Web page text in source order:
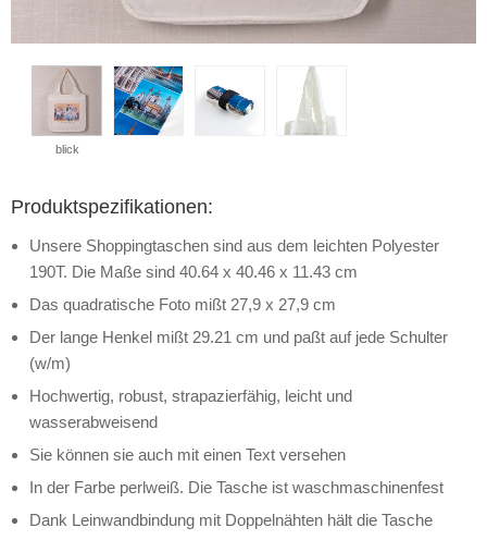
blick
Produktspezifikationen:
Unsere Shoppingtaschen sind aus dem leichten Polyester
190T. Die Maße sind 40.64 x 40.46 x 11.43 cm
Das quadratische Foto mißt 27,9 x 27,9 cm
Der lange Henkel mißt 29.21 cm und paßt auf jede Schulter
(w/m)
Hochwertig, robust, strapazierfähig, leicht und
wasserabweisend
Sie können sie auch mit einen Text versehen
In der Farbe perlweiß. Die Tasche ist waschmaschinenfest
Dank Leinwandbindung mit Doppelnähten hält die Tasche